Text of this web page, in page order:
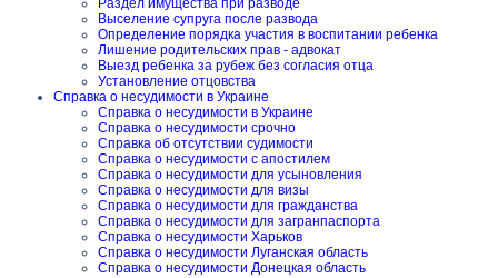
Раздел имущества при разводе
Выселение супруга после развода
Определение порядка участия в воспитании ребенка
Лишение родительских прав - адвокат
Выезд ребенка за рубеж без согласия отца
Установление отцовства
Справка о несудимости в Украине
Справка о несудимости в Украине
Справка о несудимости срочно
Справка об отсутствии судимости
Справка о несудимости с апостилем
Справка о несудимости для усыновления
Справка о несудимости для визы
Справка о несудимости для гражданства
Справка о несудимости для загранпаспорта
Справка о несудимости Харьков
Справка о несудимости Луганская область
Справка о несудимости Донецкая область